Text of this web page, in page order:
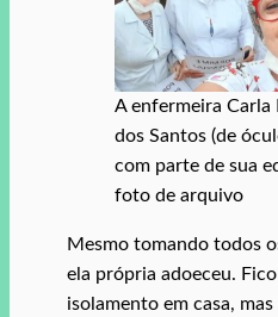
A enfermeira Carla
dos Santos (de
com parte de sua
foto de arquivo
Mesmo tomando todos
ela própria adoeceu.
isolamento em casa,